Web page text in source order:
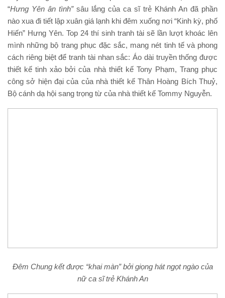
“Hưng Yên ân tình” sâu lắng của ca sĩ trẻ Khánh An đã phần
nào xua đi tiết lập xuân giá lạnh khi đêm xuống nơi “Kinh kỳ, phố
Hiến” Hưng Yên. Top 24 thí sinh tranh tài sẽ lần lượt khoác lên
mình những bộ trang phục đặc sắc, mang nét tinh tế và phong
cách riêng biệt để tranh tài nhan sắc: Áo dài truyền thống được
thiết kế tinh xảo bởi của nhà thiết kế Tony Phạm, Trang phục
công sở hiện đại của của nhà thiết kế Thân Hoàng Bích Thuỷ,
Bộ cánh dạ hội sang trọng từ của nhà thiết kế Tommy Nguyễn.
Đêm Chung kết được “khai màn”bởi giọng hátngọt ngàocủa
nữ ca sĩ trẻ Khánh An